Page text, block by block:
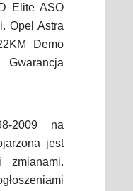
Elite ASO
Opel Astra
Demo
2009 na
jest
zmianami.